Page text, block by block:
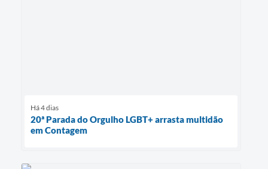
Há 4 dias
20ª Parada do Orgulho LGBT+ arrasta multidão
em Contagem